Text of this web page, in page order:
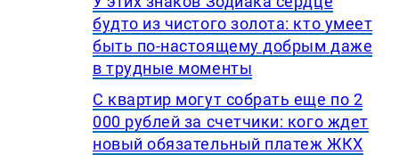
будто из чистого золота: кто умеет
быть по-настоящему добрым даже
в трудные моменты
С квартир могут собрать еще по 2
000 рублей за счетчики: кого ждет
новый обязательный платеж ЖКХ